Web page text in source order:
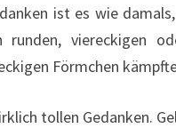
ist es wie
runden, viereckigen
Förmchen
tollen Gedanken.